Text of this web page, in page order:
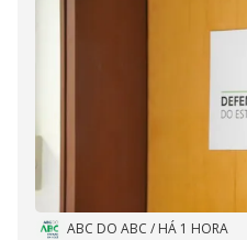
ABC DO ABC / HÁ 1 HORA